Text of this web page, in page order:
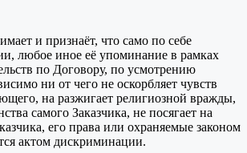
и признаёт, что само по себе
любое иное её упоминание в рамках
по Договору, по усмотрению
ни от чего не оскорбляет чувств
на разжигает религиозной вражды,
самого Заказчика, не посягает на
его права или охраняемые законом
актом дискриминации.